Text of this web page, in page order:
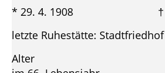
* 29. 4. 1908 † 25.
letzte Ruhestätte:
Alter